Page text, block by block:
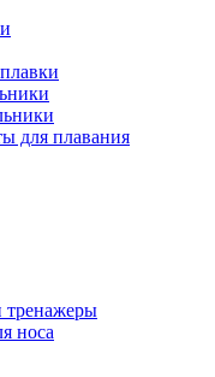
для плавания
тренажеры
носа